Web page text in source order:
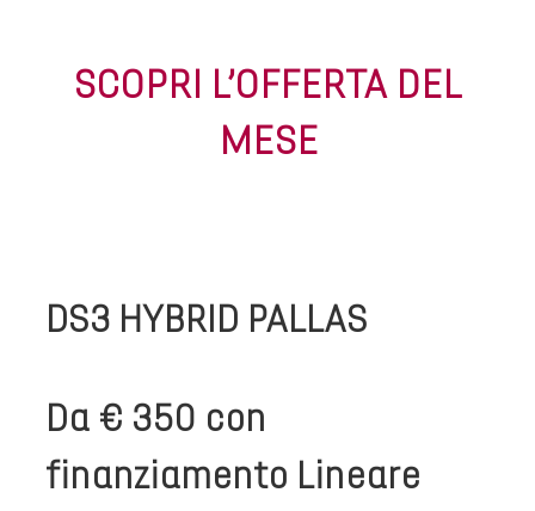
SCOPRI L’OFFERTA DEL
MESE
DS3 HYBRID PALLAS
Da € 350 con
finanziamento Lineare